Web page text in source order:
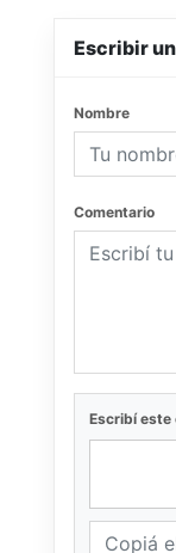
Escribir
Nombre
Comentario
Escribí este